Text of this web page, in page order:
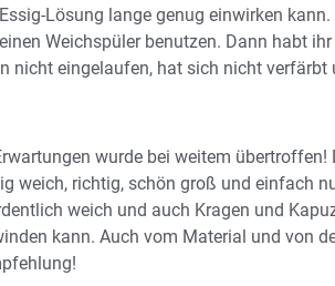
Lösung lange genug einwirken
Weichspüler benutzen. Dann habt
nicht eingelaufen, hat sich nicht
wurde bei weitem
weich, richtig, schön groß und einfach
weich und auch Kragen und
kann. Auch vom Material und von